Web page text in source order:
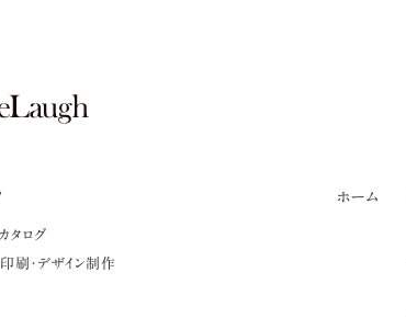
タログ
刷・デザイン制作
ホーム